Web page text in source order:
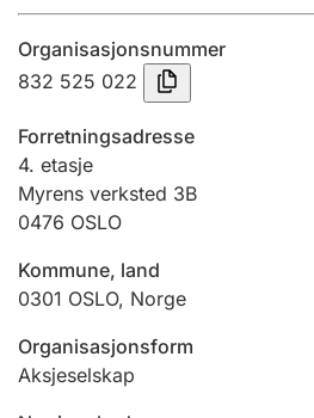
Tinglysing
Jeger
Betaling og jegeravgiftskort
Ektepaktrettleiaren
Andre tema
Organisasjonsnummer
832 525 022
Forretningsadresse
4. etasje
Myrens verksted 3B
0476 OSLO
Kommune, land
0301 OSLO, Norge
Organisasjonsform
Aksjeselskap